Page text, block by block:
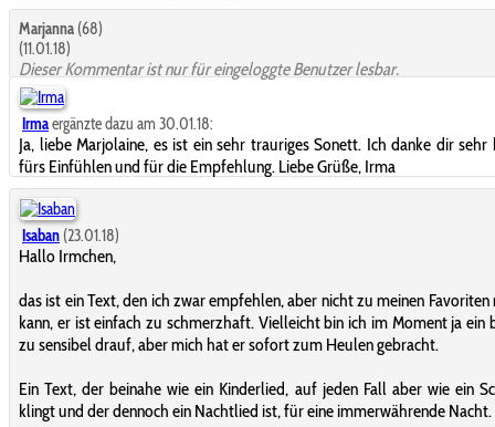
Marjanna (68)
(11.01.18)
Dieser Kommentar ist nur für eingeloggte Benutzer lesbar.
Irmaergänzte dazu am 30.01.18:
Ja, liebe Marjolaine, es ist ein sehr trauriges Sonett. Ich danke dir sehr
fürs Einfühlen und für die Empfehlung. Liebe Grüße, Irma
Isaban (23.01.18)
Hallo Irmchen,
das ist ein Text, den ich zwar empfehlen, aber nicht zu meinen Favoriten
kann, er ist einfach zu schmerzhaft. Vielleicht bin ich im Moment ja ein
zu sensibel drauf, aber mich hat er sofort zum Heulen gebracht.
Ein Text, der beinahe wie ein Kinderlied, auf jeden Fall aber wie ein
klingt und der dennoch ein Nachtlied ist, für eine immerwährende Nacht.